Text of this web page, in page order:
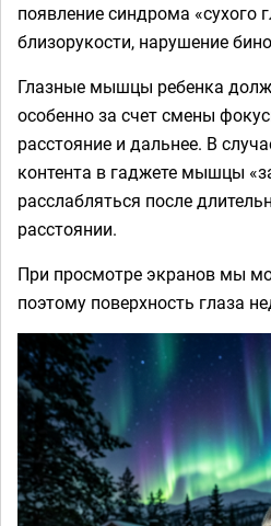
появление синдрома «сухого
близорукости, нарушение
Глазные мышцы ребенка
особенно за счет смены
расстояние и дальнее. В
контента в гаджете мышцы
расслабляться после
расстоянии.
При просмотре экранов мы
поэтому поверхность глаза